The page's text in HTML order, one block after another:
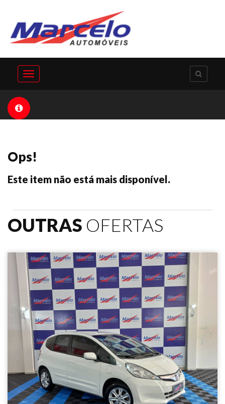
Toggle
navigation
Ops!
Este item não está mais disponível.
OUTRAS OFERTAS